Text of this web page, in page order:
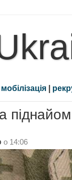
мобілізація |
о 14:06